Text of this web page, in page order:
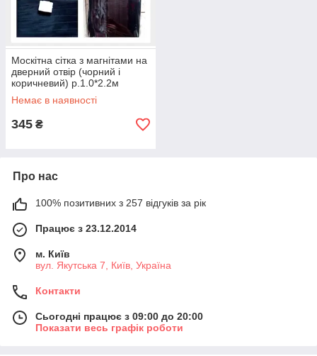
Москітна сітка з магнітами на
дверний отвір (чорний і
коричневий) р.1.0*2.2м
Немає в наявності
345 ₴
Про нас
100% позитивних з 257 відгуків за рік
Працює з 23.12.2014
м. Київ
вул. Якутська 7, Київ, Україна
Контакти
Сьогодні працює з 09:00 до 20:00
Показати весь графік роботи